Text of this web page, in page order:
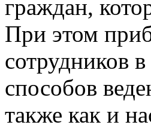
граждан,
При этом
сотрудников
способов
также как и